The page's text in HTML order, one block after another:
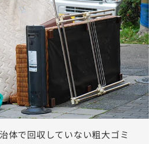
体で回収していない粗大ゴミ